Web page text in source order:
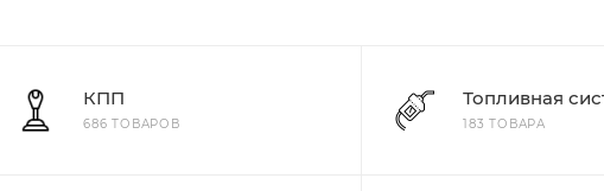
КПП
686 ТОВАРОВ
Топливная
183 ТОВАРА